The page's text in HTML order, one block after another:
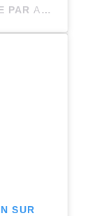
PAR ANNIE-CLAUDE PG
SUR